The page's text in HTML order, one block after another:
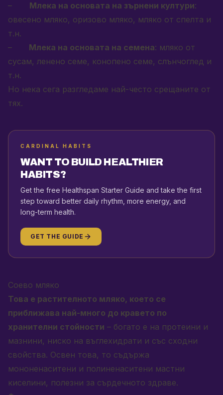
– Млека на основата на зърнени култури:
овесено мляко, оризово мляко, мляко от спелта и
т.н.
–
Млека на основата на семена: мляко от
сусам, ленено семе, конопено семе, слънчоглед и
т.н.
Но нека сега разгледаме най-често срещаните от
тях.
CARDINAL HABITS
WANT TO BUILD HEALTHIER
HABITS?
Get the free Healthspan Starter Guide and take the first
step toward better daily rhythm, more energy, and
long-term health.
GET THE GUIDE
Соево мляко
Това е растителното мляко, което се
приближава най-много до кравето по
хранителни стойности – богато е на протеини и
мазнини, ниско на въглехидрати и със сходни
свойства. Освен това, то съдържа
мононенаситени и полиненаситени мастни
киселини, полезни за сърдечното здраве.